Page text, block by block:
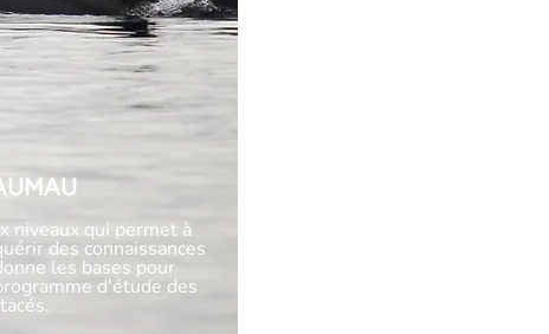
niveaux qui permet à
des connaissances
les bases pour
d'étude des